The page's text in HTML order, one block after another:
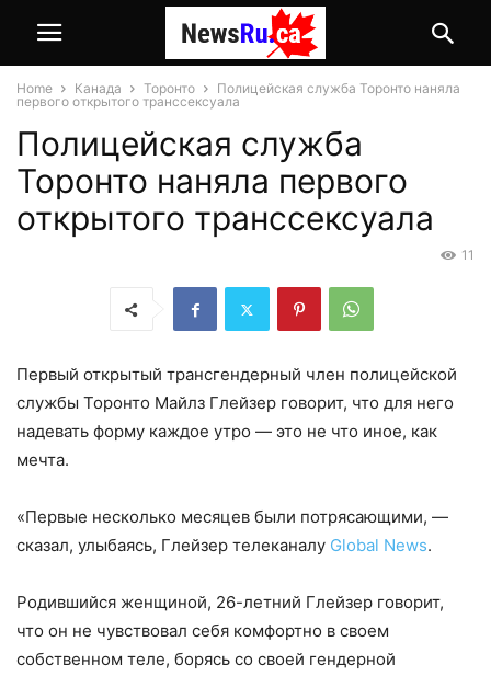
Home Канада Торонто
Полицейская служба Торонто наняла
первого открытого транссексуала
Полицейская служба
Торонто наняла первого
открытого транссексуала
11
Первый открытый трансгендерный член полицейской
службы Торонто Майлз Глейзер говорит, что для него
надевать форму каждое утро — это не что иное, как
мечта.
«Первые несколько месяцев были потрясающими, —
сказал, улыбаясь, Глейзер телеканалу Global News.
Родившийся женщиной, 26-летний Глейзер говорит,
что он не чувствовал себя комфортно в своем
собственном теле, борясь со своей гендерной